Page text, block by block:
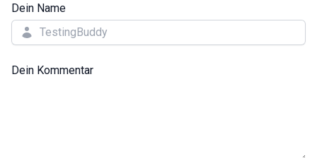
Dein Name
Dein Kommentar